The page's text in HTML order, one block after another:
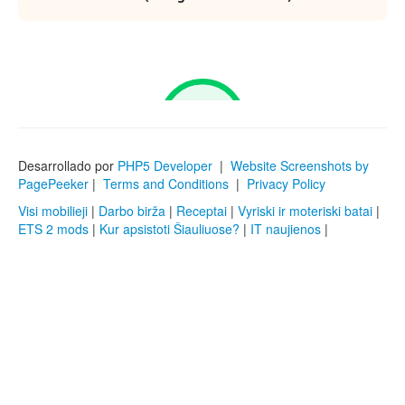
Desarrollado por PHP5 Developer | Website Screenshots by
PagePeeker | Terms and Conditions | Privacy Policy
Visi mobilieji | Darbo birža | Receptai | Vyriski ir moteriski batai |
ETS 2 mods | Kur apsistoti Šiauliuose? | IT naujienos |